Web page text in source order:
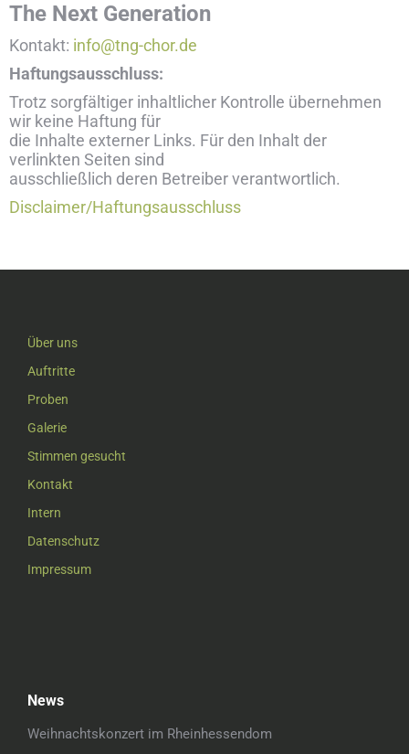
The Next Generation
Kontakt: info@tng-chor.de
Haftungsausschluss:
Trotz sorgfältiger inhaltlicher Kontrolle übernehmen
wir keine Haftung für
die Inhalte externer Links. Für den Inhalt der
verlinkten Seiten sind
ausschließlich deren Betreiber verantwortlich.
Disclaimer/Haftungsausschluss
Über uns
Auftritte
Proben
Galerie
Stimmen gesucht
Kontakt
Intern
Datenschutz
Impressum
News
Weihnachtskonzert im Rheinhessendom